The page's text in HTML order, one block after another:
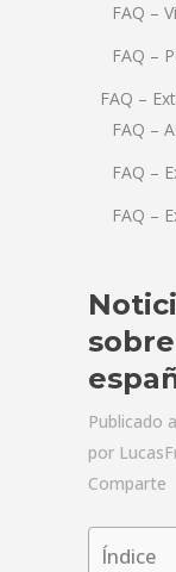
FAQ –
FAQ –
FAQ –
FAQ –
FAQ –
FAQ –
Publicado
por
Comparte
Índice